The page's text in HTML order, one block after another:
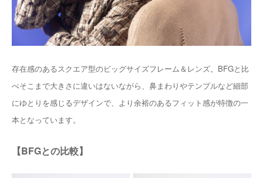
存在感のあるスクエア型のビッグサイズフレーム＆レンズ。BFGと比
べそこまで大きさに違いはないながら、鼻まわりやテンプルなど細部
にゆとりを感じるデザインで、より余裕のあるフィット感が特徴の一
本となっています。
【BFGとの比較】